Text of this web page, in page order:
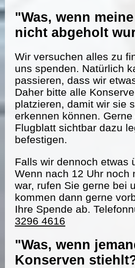
"Was, wenn
nicht abgeholt
Wir versuchen alles zu
uns spenden. Natürlich
passieren, dass wir
Daher bitte alle
platzieren, damit wir sie
erkennen können.
Flugblatt sichtbar dazu
befestigen.
Falls wir dennoch etwas
Wenn nach 12 Uhr noch
war, rufen Sie gerne bei
kommen dann gerne
Ihre Spende ab.
3296 4616
"Was, wenn
Konserven